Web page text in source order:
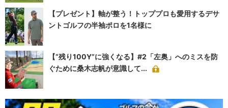
【プレゼント】軸が整う！トッププロも愛用するデサ
ントゴルフの半袖ポロを1名様に
【“残り100Y”に強くなる】#2「左奥」へのミスを防
ぐために桑木志帆が意識して...